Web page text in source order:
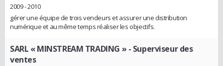
2009 - 2010
gérer une équipe de trois vendeurs et assurer une distribution
numérique et au même temps réaliser les objectifs.
SARL « MINSTREAM TRADING » - Superviseur des
ventes